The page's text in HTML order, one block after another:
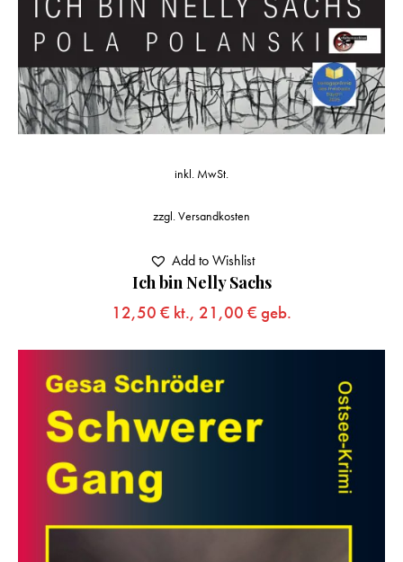
Ich bin Nelly Sachs
12,50 € kt., 21,00 € geb.
inkl. MwSt.
zzgl.Versandkosten
Add to Wishlist